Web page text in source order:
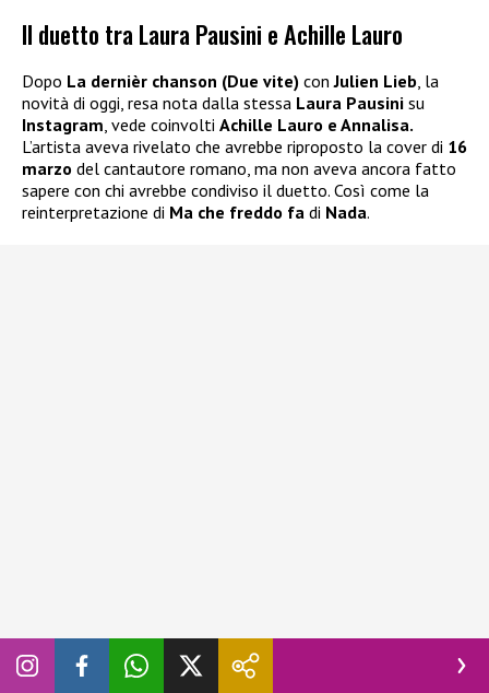
Il duetto tra Laura Pausini e Achille Lauro
Dopo La dernièr chanson (Due vite) con Julien Lieb , la
novità di oggi, resa nota dalla stessa Laura Pausini su
Instagram , vede coinvolti Achille Lauro e Annalisa.
L’artista aveva rivelato che avrebbe riproposto la cover di 16
marzo del cantautore romano, ma non aveva ancora fatto
sapere con chi avrebbe condiviso il duetto. Così come la
reinterpretazione di Ma che freddo fa di Nada.